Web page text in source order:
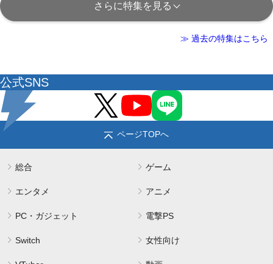
さらに特集を見る
≫ 過去の特集はこちら
公式SNS
ページTOPへ
総合 ゲーム
エンタメ アニメ
PC・ガジェット 電撃PS
Switch 女性向け